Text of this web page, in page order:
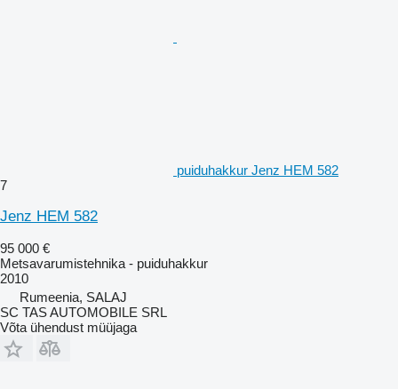
puiduhakkur Jenz HEM 582
7
Jenz HEM 582
95 000 €
Metsavarumistehnika - puiduhakkur
2010
Rumeenia, SALAJ
SC TAS AUTOMOBILE SRL
Võta ühendust müüjaga